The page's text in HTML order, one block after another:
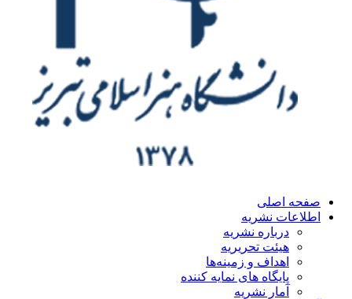
اصلی
نشریه
درباره نشریه
هیئت تحریریه
اهداف و زمینه‌ها
پایگاه های نمایه کننده
آمار نشریه